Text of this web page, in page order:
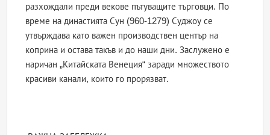
разхождали преди векове пътуващите търговци. По
време на династията Сун (960-1279) Суджоу се
утвърждава като важен производствен център на
коприна и остава такъв и до наши дни. Заслужено е
наричан „Китайската Венеция“ заради множеството
красиви канали, които го прорязват.